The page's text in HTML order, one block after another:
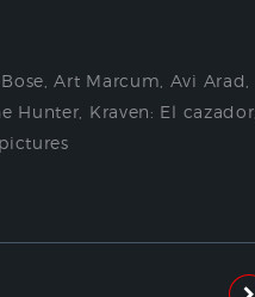
,Art Marcum Avi Arad
Hunter Kraven: El cazador